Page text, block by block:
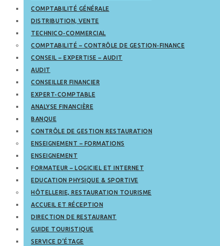
COMPTABILITÉ GÉNÉRALE
DISTRIBUTION, VENTE
TECHNICO-COMMERCIAL
COMPTABILITÉ – CONTRÔLE DE GESTION-FINANCE
CONSEIL – EXPERTISE – AUDIT
AUDIT
CONSEILLER FINANCIER
EXPERT-COMPTABLE
ANALYSE FINANCIÈRE
BANQUE
CONTRÔLE DE GESTION RESTAURATION
ENSEIGNEMENT – FORMATIONS
ENSEIGNEMENT
FORMATEUR – LOGICIEL ET INTERNET
EDUCATION PHYSIQUE & SPORTIVE
HÔTELLERIE, RESTAURATION TOURISME
ACCUEIL ET RÉCEPTION
DIRECTION DE RESTAURANT
GUIDE TOURISTIQUE
SERVICE D’ÉTAGE